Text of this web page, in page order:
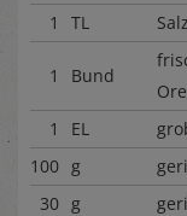
1
TL Salz
1 Bund
1
EL
100 g
30 g